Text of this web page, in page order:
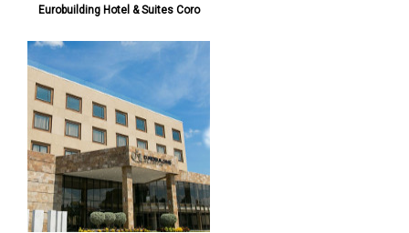
Eurobuilding Hotel & Suites Coro